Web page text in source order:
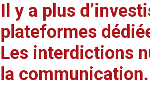
Il y a plus
plateformes
Les interdictions
la communication.